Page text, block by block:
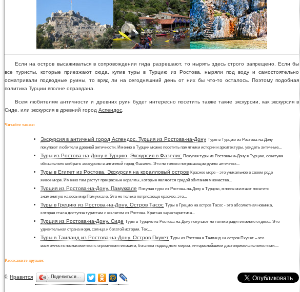
Если на остров высаживаться в сопровождении гида разрешают, то нырять здесь строго запрещено. Если бы
все туристы, которые приезжают сюда, купив туры в Турцию из Ростова, ныряли под воду и самостоятельно
осматривали подводные руины, то вряд ли на сегодняшний день от них бы что-то осталось. Поэтому подобная
политика Турции вполне оправдана.
Всем любителям античности и древних руин будет интересно посетить также такие экскурсии, как экскурсия в
Сиде, или экскурсия в древний город Аспендос
Читайте также:
Экскурсия в античный город Аспендос. Турция из Ростова-на-Дону Туры в Турцию из Ростова-на-Дону
покупают любители древней античности. Именно в Турции можно посетить памятники истории и архитектуры, увидеть античные...
Туры из Ростова-на-Дону в Турцию. Экскурсия в Фазелис Покупая туры из Ростова-на-Дону в Турцию, советуем
обязательно выбрать экскурсию в античный город Фазелис. Это не только потрясающие руины античных...
Туры в Египет из Ростова. Экскурсия на коралловый остров Красное море – это уникальное в своем роде
живое море. Именно там растут прекрасные кораллы, которые являются средой обитания множества...
Турция из Ростова-на-Дону. Памуккале Покупая туры из Ростова-на-Дону в Турцию, многие мечтают посетить
знаменитую на весь мир Памуккале. Это не только потрясающе красиво, это...
Туры в Грецию из Ростова-на-Дону. Остров Тасос Туры в Грецию на остров Тасос - это абсолютная новинка,
которая стала доступна туристам с вылетом из Ростова. Краткая характеристика...
Турция из Ростова-на-Дону. Сиде Туры в Турцию из Ростова-на-Дону покупают не только ради пляжного отдыха. Это
удивительная страна моря, солнца и богатой истории. Тех,...
Туры в Таиланд из Ростова-на-Дону. Остров Пхукет Туры из Ростова в Таиланд на остров Пхукет – это
возможность познакомиться с огромными пляжами, богатым подводным миром, интереснейшими достопримечательностями....
Расскажите друзьям:
0 Нравится Поделиться…